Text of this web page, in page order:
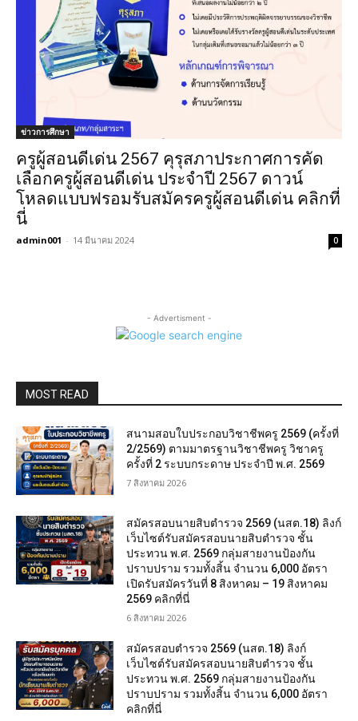
ข่าวการศึกษา
ครูผู้สอนดีเด่น 2567 คุรุสภาประกาศการคัด
เลือกครูผู้สอนดีเด่น ประจำปี 2567 ดาวน์
โหลดแบบฟรอมรับสมัครครูผู้สอนดีเด่น คลิกที่
นี่
admin001 - 14 มีนาคม 2024 0
- Advertisment -
MOST READ
สนามสอบใบประกอบวิชาชีพครู 2569 (ครั้งที่
2/2569) ตามมาตรฐานวิชาชีพครู วิชาครู
ครั้งที่ 2 ระบบกระดาษ ประจำปี พ.ศ. 2569
7 สิงหาคม 2026
สมัครสอบนายสิบตำรวจ 2569 (นสต.18) ลิงก์
เว็บไซต์รับสมัครสอบนายสิบตำรวจ ชั้น
ประทวน พ.ศ. 2569 กลุ่มสายงานป้องกัน
ปราบปราม รวมทั้งสิ้น จำนวน 6,000 อัตรา
เปิดรับสมัครวันที่ 8 สิงหาคม – 19 สิงหาคม
2569 คลิกที่นี่
6 สิงหาคม 2026
สมัครสอบตํารวจ 2569 (นสต.18) ลิงก์
เว็บไซต์รับสมัครสอบนายสิบตำรวจ ชั้น
ประทวน พ.ศ. 2569 กลุ่มสายงานป้องกัน
ปราบปราม รวมทั้งสิ้น จำนวน 6,000 อัตรา
คลิกที่นี่